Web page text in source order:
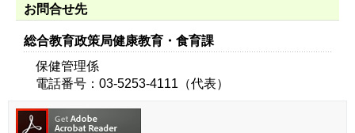
お問合せ先
総合教育政策局健康教育・食育課
保健管理係
電話番号：03-5253-4111（代表）